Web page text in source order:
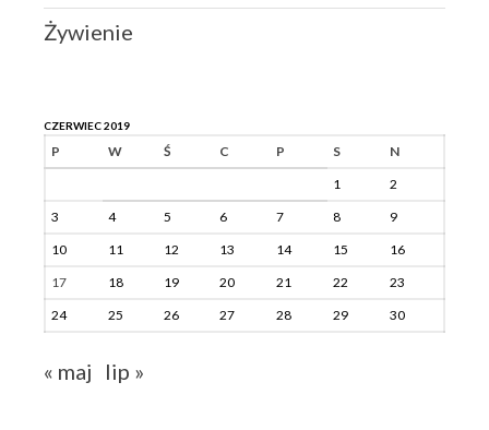
Żywienie
CZERWIEC 2019
P W Ś C P S
N
1
2
3
4 5 6 7 8
9
10
11 12 13 14 15
16
17
18 19 20 21 22
23
24
25 26 27 28 29 30
« maj lip »